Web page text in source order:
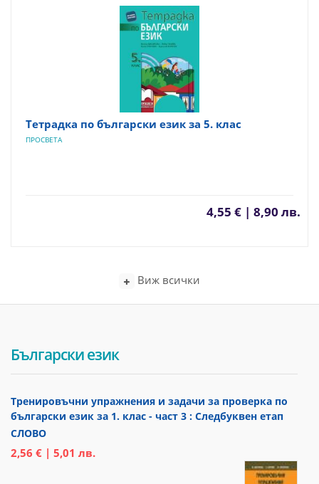
Тетрадка по български език за 5. клас
ПРОСВЕТА
4,55 € | 8,90 лв.
Виж всички
Български език
Тренировъчни упражнения и задачи за проверка по
български език за 1. клас - част 3 : Следбуквен етап
СЛОВО
2,56 € | 5,01 лв.